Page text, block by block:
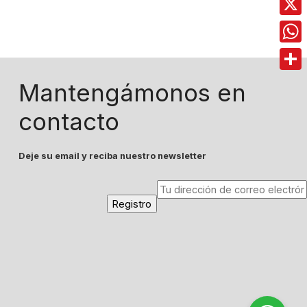
Mantengámonos en
contacto
Deje su email y reciba nuestro newsletter
X